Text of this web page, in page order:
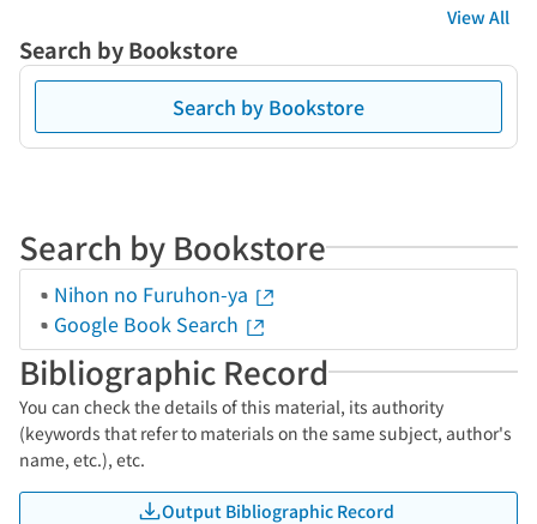
View All
Search by Bookstore
Search by Bookstore
Search by Bookstore
Nihon no Furuhon-ya
Google Book Search
Bibliographic Record
You can check the details of this material, its authority
(keywords that refer to materials on the same subject, author's
name, etc.), etc.
Output Bibliographic Record